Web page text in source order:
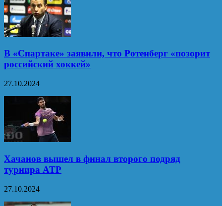
В «Спартаке» заявили, что Ротенберг «позорит
российский хоккей»
27.10.2024
Хачанов вышел в финал второго подряд
турнира ATP
27.10.2024